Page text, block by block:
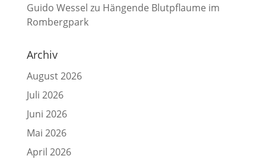
Guido Wessel zu Hängende Blutpflaume im
Rombergpark
Archiv
August 2026
Juli 2026
Juni 2026
Mai 2026
April 2026